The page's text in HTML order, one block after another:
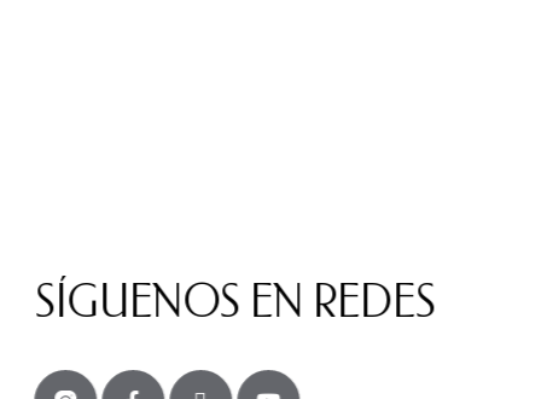
SÍGUENOS EN REDES